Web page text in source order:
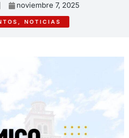
noviembre 7, 2025
, NOTICIAS